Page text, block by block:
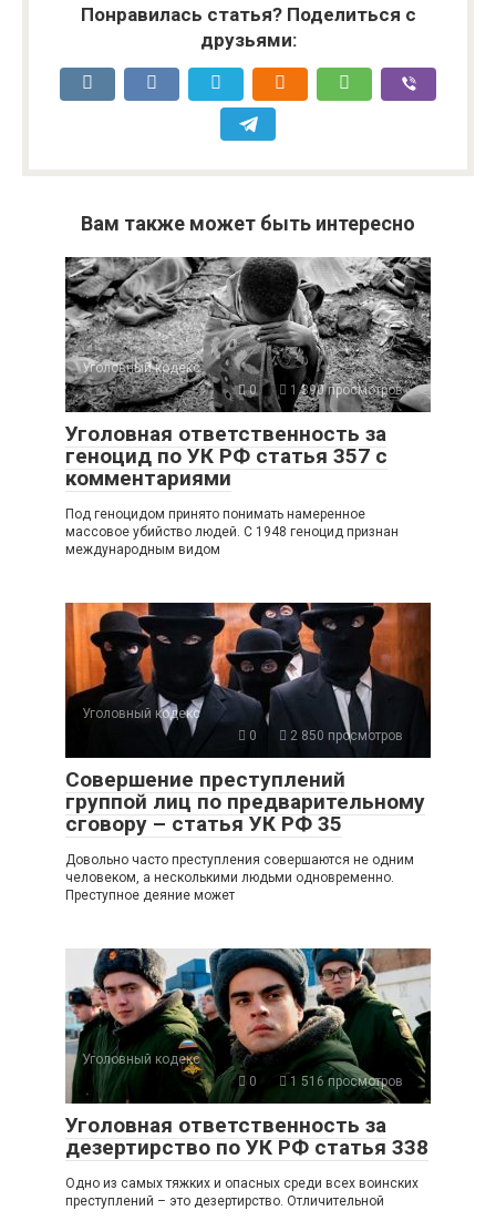
Понравилась статья? Поделиться с
друзьями:
Вам также может быть интересно
Уголовный кодекс
0
1 390 просмотров
Уголовная ответственность за
геноцид по УК РФ статья 357 с
комментариями
Под геноцидом принято понимать намеренное
массовое убийство людей. С 1948 геноцид признан
международным видом
Уголовный кодекс
0
2 850 просмотров
Совершение преступлений
группой лиц по предварительному
сговору – статья УК РФ 35
Довольно часто преступления совершаются не одним
человеком, а несколькими людьми одновременно.
Преступное деяние может
Уголовный кодекс
0
1 516 просмотров
Уголовная ответственность за
дезертирство по УК РФ статья 338
Одно из самых тяжких и опасных среди всех воинских
преступлений – это дезертирство. Отличительной